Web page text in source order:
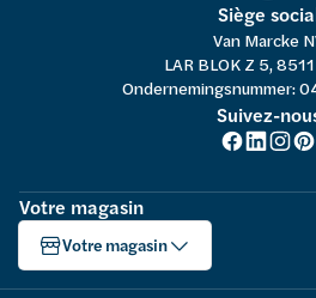
Siège
Van Marcke
LAR BLOK Z 5,
Ondernemingsnummer:
Suivez-
Votre magasin
Votre magasin